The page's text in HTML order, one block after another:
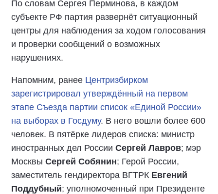
По словам Сергея Перминова, в каждом
субъекте РФ партия развернёт ситуационный
центры для наблюдения за ходом голосования
и проверки сообщений о возможных
нарушениях.
Напомним, ранее Центризбирком
зарегистрировал утверждённый на первом
этапе Съезда партии список «Единой России»
на выборах в Госдуму. В него вошли более 600
человек. В пятёрке лидеров списка: министр
иностранных дел России Сергей Лавров; мэр
Москвы Сергей Собянин; Герой России,
заместитель гендиректора ВГТРК Евгений
Поддубный; уполномоченный при Президенте